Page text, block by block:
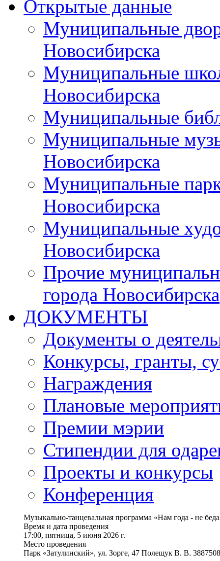
Открытые данные
Муниципальные
Новосибирска
Муниципальные
Новосибирска
Муниципальные
Муниципальные
Новосибирска
Муниципальные
Новосибирска
Муниципальные
Новосибирска
Прочие
города Новосибирска
ДОКУМЕНТЫ
Документы о
Конкурсы, гранты,
Награждения
Плановые
Премии мэрии
Стипендии для
Проекты и конкурсы
Конференция
Музыкально-танцевальная программа «Нам года - не
Время и дата проведения
17:00, пятница, 5 июня 2026 г.
Место проведения
Парк «Затулинский», ул. Зорге, 47 Полещук В. В.